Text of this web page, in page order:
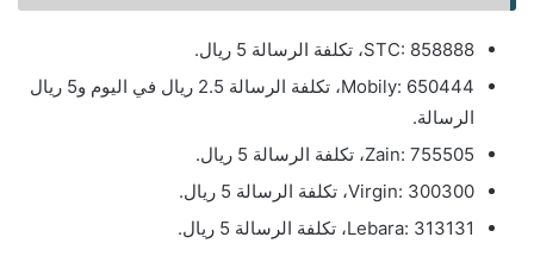
STC: 858888، تكلفة الرسالة 5 ريال.
Mobily: 650444، تكلفة الرسالة 2.5 ريال في اليوم و5 ريال
الرسالة.
Zain: 755505، تكلفة الرسالة 5 ريال.
Virgin: 300300، تكلفة الرسالة 5 ريال.
Lebara: 313131، تكلفة الرسالة 5 ريال.